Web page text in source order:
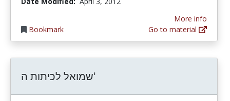
Bookmark
More info
Go to material
שמואל לכיתות ה'